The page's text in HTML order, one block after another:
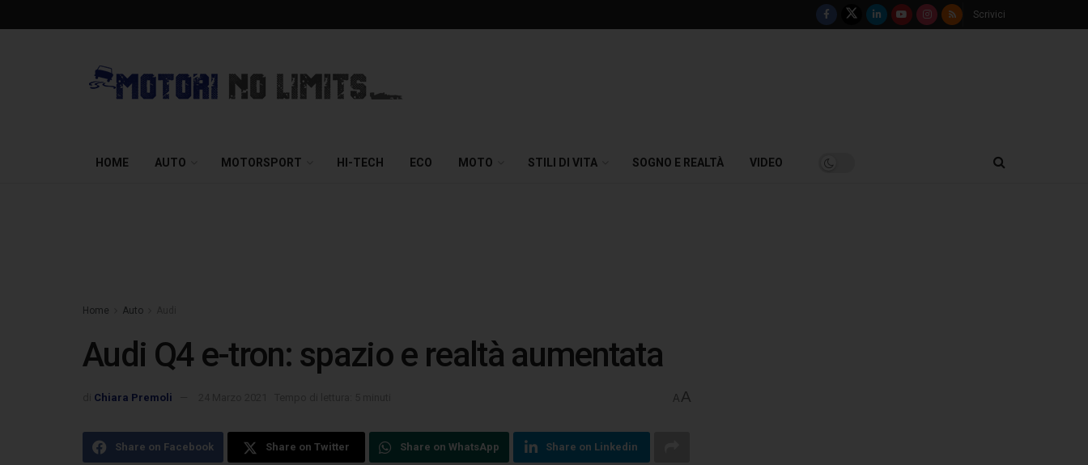
Scrivici
HOME AUTO MOTORSPORT HI-TECH ECO MOTO STILI DI VITA SOGNO E REALTÀ VIDEO
Home Auto
Audi Q4 e-tron: spazio e realtà aumentata
Chiara Premoli A A
Share on Facebook Share on Twitter Share on WhatsApp Share on Linkedin